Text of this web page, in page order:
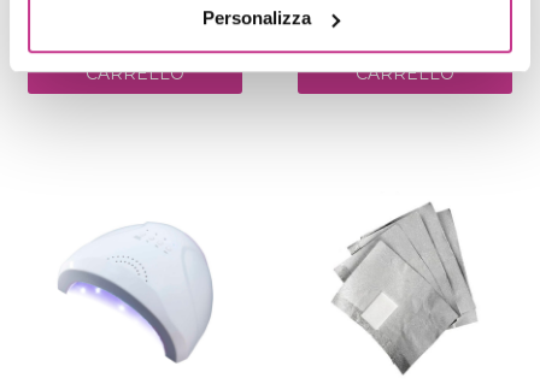
Personalizza
AGGIUNGI AL
CARRELLO
AGGIUNGI AL
CARRELLO